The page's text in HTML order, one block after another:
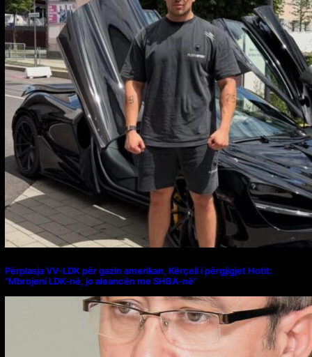
Përplasja VV-LDK për gazin amerikan, Kërçeli i përgjigjet Hotit:
“Mbrojeni LDK-në, jo aleancën me SHBA-në”